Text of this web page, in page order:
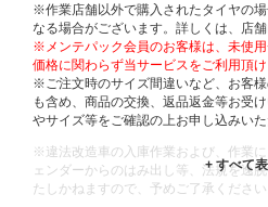
※作業店舗以外で購入されたタイヤの
なる場合がございます。詳しくは、店舗
※メンテパック会員のお客様は、未使
価格に関わらず当サービスをご利用頂け
※ご注文時のサイズ間違いなど、お客
も含め、商品の交換、返品返金等お受
やサイズ等をご確認の上お申し込みい
※違法改造車の入庫作業および、作業
ェンダーからのはみ出し等、法規を逸
たしかねますので、予めご了承ください